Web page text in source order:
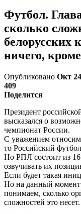
Футбол.
сколько
белорусских
ничего,
Опубликовано Окт
409
Поделится
Президент
высказался о
чемпионат России.
С уважением
то Российский
Но РПЛ состоит из
озвучивать их
Если будет такая
Но на данный момент
понимаем, сколько
сложностей это несет.